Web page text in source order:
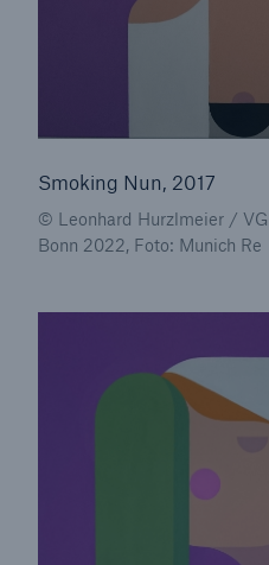
Smoking Nun, 2017
© Leonhard Hurzlmeier /
Bonn 2022, Foto: Munich Re
CLARA reduziert die